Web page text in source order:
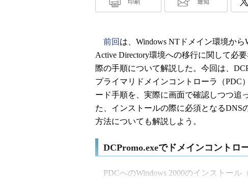
印刷 通知
前回 は、Windows NTドメイン環境から
Active Directory環境への移行に関して必
際の手順について解説した。今回は、
プライマリドメインコントローラ（PDC
ード手順を、実際に画面で確認しつつ追
た、インストールの際に必須となるDNS
方法についても解説しよう。
DCPromo.exeでドメインコントロ
PDCへのWindows 2000のインストール